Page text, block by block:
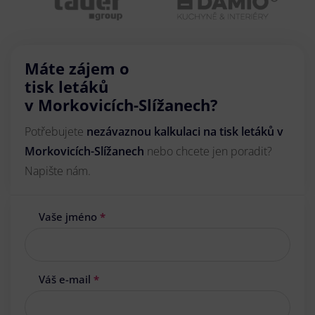
Máte zájem o
tisk letáků
v Morkovicích-Slížanech?
Potřebujete nezávaznou kalkulaci na tisk letáků v
Morkovicích-Slížanech nebo chcete jen poradit?
Napište nám.
Vaše jméno *
Váš e-mail *